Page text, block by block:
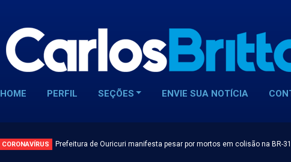
HOME PERFIL SEÇÕES ENVIE SUA NOTÍCIA
CORONAVÍRUS Prefeitura de Ouricuri manifesta pesar por mortos em colisão na BR-